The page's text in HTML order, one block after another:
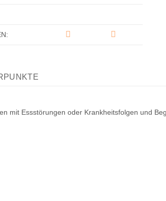
mit Essstörungen oder Krankheitsfolgen und